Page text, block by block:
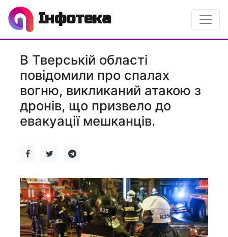
Інфотека
В Тверській області
повідомили про спалах
вогню, викликаний атакою з
дронів, що призвело до
евакуації мешканців.